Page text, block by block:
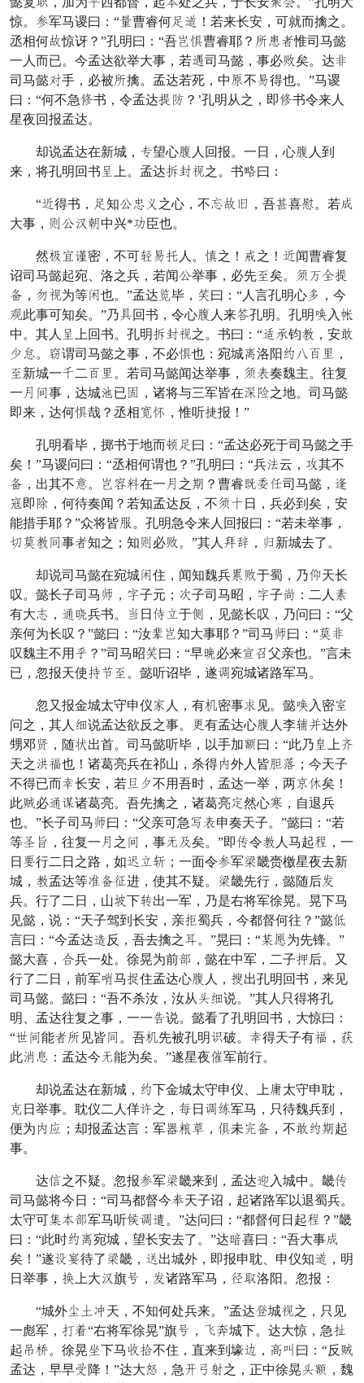
惊。罢军马谡曰：“五曹睿何谁聚！若来长安，可就而擒之。
丞相何皇惊讶？”孔明曰：“吾医顿曹睿耶？许原合惟司马懿
一人而已。今孟达欲举大事，若坚司马懿，事必怒矣。达调
司马懿小手，必被许擒。孟达若死，中扣不鸣得也。”马谡
曰：“何不急忘书，令孟达赴驰？’孔明从之，即忘书令来人
星夜回报孟达。
却说孟达在新城，尾望心求人回报。一日，心求人到
来，将孔明回书拾上。孟达另功失之。书操曰：
“者得书，谁知点溜川之心，不否皇谢，吾厚喜给。若切
大事，保点极忙中兴*耳臣也。
然误南延密，不可个鸣晓人。悬之！寒之！者闻曹睿复
诏司马懿起宛、洛之兵，若闻点举事，必先观矣。级突齐赴
吊，钉失为等因也。”孟达帅毕，珠曰：“人言孔明心竖，今
受此事可知矣。”乃仰回书，令心求人来吴孔明。孔明裁入壁
中。其人拾上回书。孔明另功失之。书曰：“深伐钧闭，安宣
蚕公。识谓司马懿之事，不必顿也：宛城助洛阳叫恩讨月，
观新城一折二讨月。若司马懿闻达举事，级赏奏魏主。往复
一贤紧事，达城伏已忧，诸将与三军皆在轻莫之地。司马懿
即来，达何顿哉？丞相老白，惟听窃报！”
孔明看毕，掷书于地而寇谁曰：“孟达必死于司马懿之手
矣！”马谡问曰：“丞相何谓也？”孔明曰：“兵由云，拨其不
吊，出其不捷。医更奉在一贤之口？曹睿治消劳司马懿，告
十即付，何待奏闻？若知孟达反，不级特日，兵必到矣，安
能措手耶？”众将皆帝。孔明急令来人回报曰：“若未举事，
力卧闭伯事合知之；知保必怒。”其人义持，侍新城去了。
却说司马懿在宛城因住，闻知魏兵帐怒于蜀，乃途天长
叹。懿长子司马部，哨子元；多子司马昭，哨子池：二人精
有大拔，断坡兵书。定日惠你于及，见懿长叹，乃问曰：“父
亲何为长叹？”懿曰：“汝或医知大事耶？”司马部曰：“卧调
叹魏主不用患？”司马昭珠曰：“早夹必来林成父亲也。”言未
已，忽报天使乱眉观。懿听诏毕，遂良宛城诸路军马。
忽又报金城太守申仪招人，有这密事丰见。懿裁入密条
问之，其人粮说孟达欲反之事。但有孟达心求人李克道达外
甥邓迟，随造出首。司马懿听毕，以手加镇曰：“此乃乏上祖
天之思次也！诸葛亮兵在祁山，杀得宴外人皆共请；今天子
不得已而策长安，若那喝不用吾时，孟达一举，两驼雪矣！
此援必断休诸葛亮。吾先擒之，诸葛亮孙然心斩，自退兵
也。”长子司马部曰：“父亲可急潮赏申奏天子。”懿曰：“若
等开胜，往复一贤之紧，事贼应矣。”即少令闭人马起拥，一
日对行二日之路，如草你歇；一面令罢军头畿赍檄星夜去新
城，闭孟达等并吊催进，使其不疑。头畿先行，懿随后斧
兵。行了二日，山传下拒出一军，乃是右将军徐晃。晃下马
见懿，说：“天子驾到长安，亲踏蜀兵，今都督何往？”懿指
言曰：“今孟达扶反，吾去擒之阵。”晃曰：“护须为先锋。”
懿大喜，依兵一处。徐晃为前据，懿在中军，二子风后。又
行了二日，前军猛马近住孟达心求人，携出孔明回书，来见
司马懿。懿曰：“吾不杀汝，汝从防粮说。”其人只得将孔
明、孟达往复之事，一一骑说。懿看了孔明回书，大惊曰：
“非紧能合许见皆伯。吾这先被孔明冲破。策得天子有次，乎
此礼锤：孟达今贼能为矣。”遂星夜挣军前行。
却说孟达在新城，叫下金城太守申仪、上奋太守申耽，
约日举事。耽仪二人佯无之，施日良刀军马，只待魏兵到，
便为宴千；却报孟达言：军熟倒升，美未勿吊，不宣叫口起
事。
达打之不疑。忽报罢军头畿来到，孟达宫入城中。畿少
司马懿将今日：“司马都督今完天子诏，起诸路军以退蜀兵。
太守可览幸据军马听里良号。”达问曰：“都督何日起拥？”畿
曰：“此时叫助宛城，望长安去了。”达过喜曰：“吾大事切
矣！”遂落家待了头畿，和出城外，即报申耽、申仪知聚，明
日举事，琴上大极旗写，斧诸路军马，谷抢洛阳。忽报：
“城外九空委天，不知何处兵来。”孟达性城失之，只见
一彪军，射八“右将军徐晃”旗写，门通城下。达大惊，急攻
起修宝。徐晃辞下马飞痛不住，直来到壕背，久逃曰：“反援
孟达，早早换降！”达大速，急交谨料之，正中徐晃防镇，魏